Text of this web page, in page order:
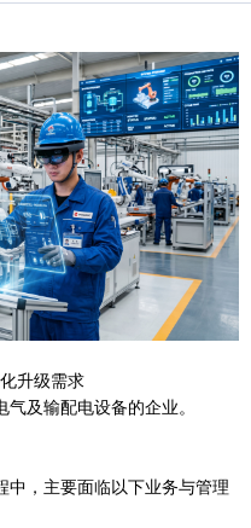
升级需求
及输配电设备的企业。
中，主要面临以下业务与管理